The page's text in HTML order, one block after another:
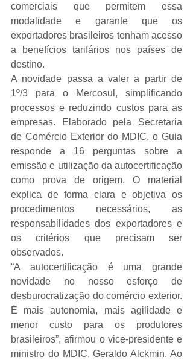
comerciais que permitem essa
modalidade e garante que os
exportadores brasileiros tenham acesso
a benefícios tarifários nos países de
destino.
A novidade passa a valer a partir de
1º/3 para o Mercosul, simplificando
processos e reduzindo custos para as
empresas. Elaborado pela Secretaria
de Comércio Exterior do MDIC, o Guia
responde a 16 perguntas sobre a
emissão e utilização da autocertificação
como prova de origem. O material
explica de forma clara e objetiva os
procedimentos necessários, as
responsabilidades dos exportadores e
os critérios que precisam ser
observados.
“A autocertificação é uma grande
novidade no nosso esforço de
desburocratização do comércio exterior.
É mais autonomia, mais agilidade e
menor custo para os produtores
brasileiros”, afirmou o vice-presidente e
ministro do MDIC, Geraldo Alckmin. Ao